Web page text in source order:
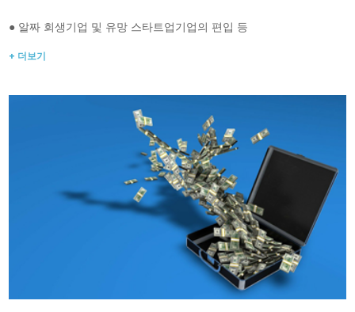
● 알짜 회생기업 및 유망 스타트업기업의 편입 등
+ 더보기